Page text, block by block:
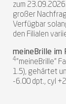
zum
großer
Verfügbar
den Filialen
meineBrille im
4"meineBrille"
1.5), gehärtet
-6.00 dpt., cyl